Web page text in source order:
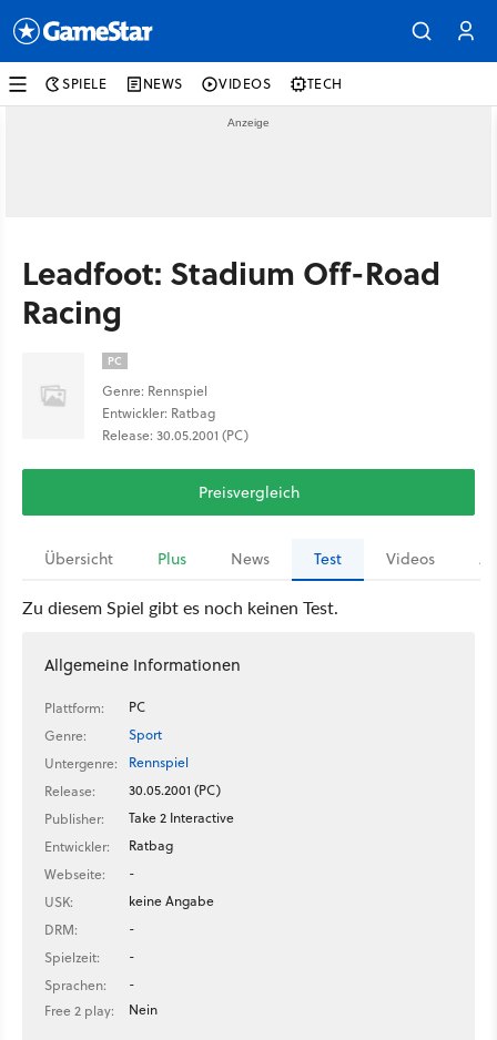
SPIELE NEWS VIDEOS TECH
Leadfoot: Stadium Off-Road
Racing
PC
Genre: Rennspiel
Entwickler: Ratbag
Release: 30.05.2001 (PC)
Preisvergleich
Übersicht Plus News Test Videos
Zu diesem Spiel gibt es noch keinen Test.
Allgemeine Informationen
Plattform:
PC
Genre:
Sport
Untergenre:
Rennspiel
Release:
30.05.2001 (PC)
Publisher:
Take 2 Interactive
Entwickler:
Ratbag
Webseite:
-
USK:
keine Angabe
DRM:
-
Spielzeit:
-
Sprachen:
-
Free 2 play:
Nein